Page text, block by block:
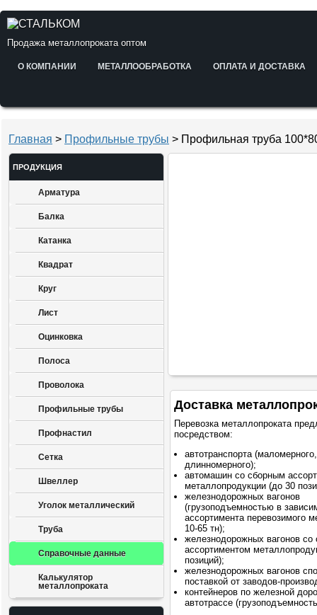
Продажа металлопроката оптом
О КОМПАНИИ МЕТАЛЛООБРАБОТКА ОПЛАТА И ДОСТАВКА
Главная > Профильные трубы > Профильная труба
ПРОДУКЦИЯ
Арматура
Балка
Катанка
Квадрат
Круг
Лист
Оцинковка
Полоса
Проволока
Профильные трубы
Профнастил
Сетка
Швеллер
Уголок металлический
Труба
Справочные данные
Калькулятор
металлопроката
Доставка
Перевозка металлопроката
посредством:
автотранспорта (маломерного,
длинномерного);
автомашин со сборным
металлопродукции (до 30
железнодорожных вагонов
(грузоподъемностью в
ассортимента перевозимого
10-65 тн);
железнодорожных вагонов со
ассортиментом
позиций);
железнодорожных вагонов
поставкой от заводов-
контейнеров по железной
автотрассе